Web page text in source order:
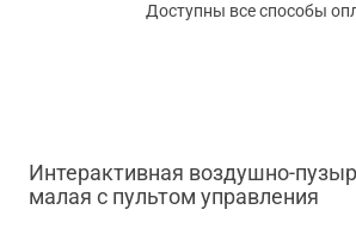
Доступны все способы
Интерактивная воздушно-
малая с пультом управления